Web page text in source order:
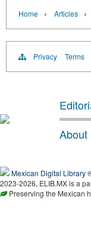
Home › Articles ›
Privacy Terms
About
Mexican Digital Library
2023-2026, ELIB.MX is a
Preserving the Mexican